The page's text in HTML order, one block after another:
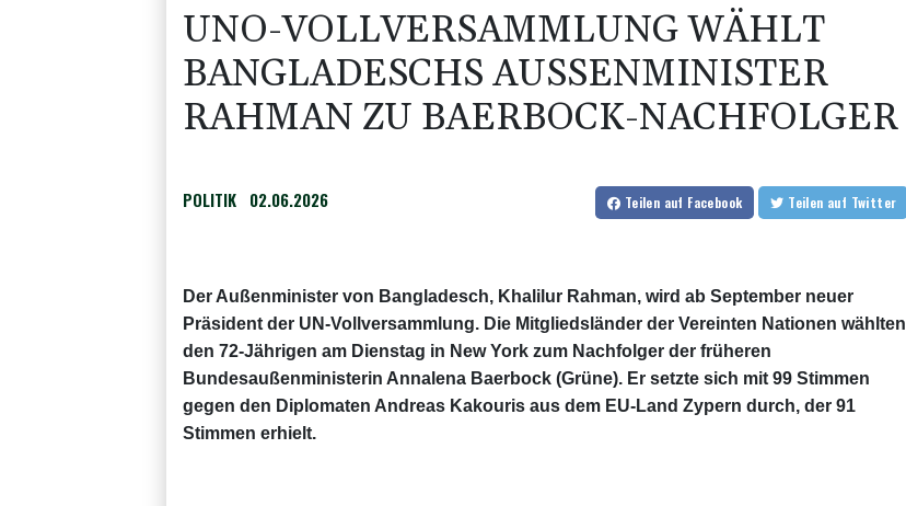
UNO-VOLLVERSAMMLUNG WÄHLT
BANGLADESCHS AUSSENMINISTER R
AHMAN ZU BAERBOCK-NACHFOLGER
POLITIK 02.06.2026 Teilen auf Facebook Teilen auf Twitter
Der Außenminister von Bangladesch, Khalilur Rahman, wird ab September neuer
Präsident der UN-Vollversammlung. Die Mitgliedsländer der Vereinten Nationen wählten
den 72-Jährigen am Dienstag in New York zum Nachfolger der früheren
Bundesaußenministerin Annalena Baerbock (Grüne). Er setzte sich mit 99 Stimmen
gegen den Diplomaten Andreas Kakouris aus dem EU-Land Zypern durch, der 91
Stimmen erhielt.